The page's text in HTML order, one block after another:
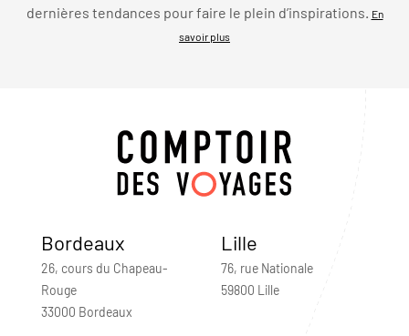
dernières tendances pour faire le plein d’inspirations.
En
savoir plus
Bordeaux
26, cours du Chapeau-
Rouge
33000 Bordeaux
Lille
76, rue Nationale
59800 Lille